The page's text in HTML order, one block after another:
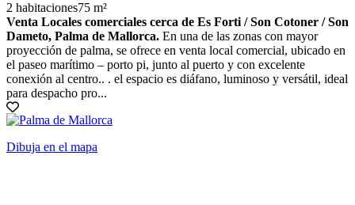
2 habitaciones75 m²
Venta Locales comerciales cerca de Es Forti / Son Cotoner / Son
Dameto, Palma de Mallorca. En una de las zonas con mayor
proyección de palma, se ofrece en venta local comercial, ubicado en
el paseo marítimo – porto pi, junto al puerto y con excelente
conexión al centro.. . el espacio es diáfano, luminoso y versátil, ideal
para despacho pro...
Dibuja en el mapa